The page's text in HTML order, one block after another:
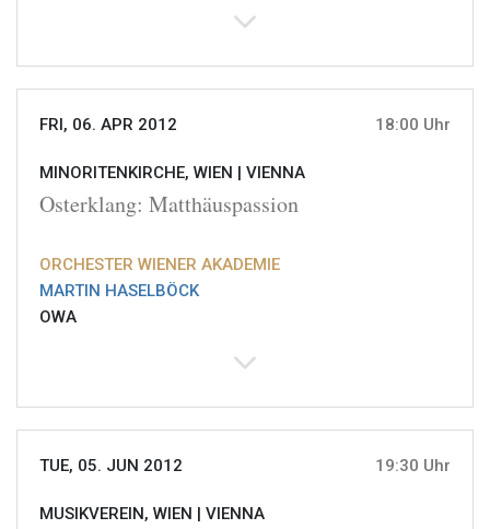
FRI, 06. APR 2012 18:00 Uhr
MINORITENKIRCHE, WIEN | VIENNA
Osterklang: Matthäuspassion
ORCHESTER WIENER AKADEMIE
MARTIN HASELBÖCK
OWA
TUE, 05. JUN 2012 19:30 Uhr
MUSIKVEREIN, WIEN | VIENNA